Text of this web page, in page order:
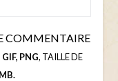
COMMENTAIRE
GIF, PNG, TAILLE DE